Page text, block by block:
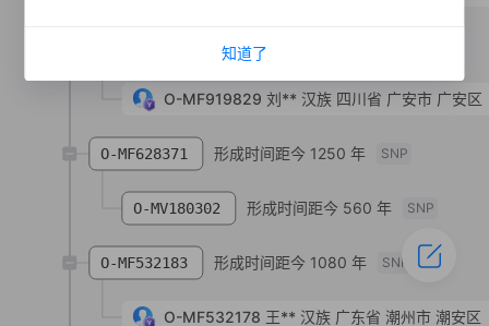
形成时间距今 790 年
O-MF628371 形成时间距今 1250 年 SNP
O-MF532183 形成时间距今 1080 年 SNP
O-MF919829 刘** 汉族 四川省 广安市 广安区
O-MV180302 形成时间距今 560 年 SNP
O-MF532178 王** 汉族 广东省 潮州市 潮安区
知道了